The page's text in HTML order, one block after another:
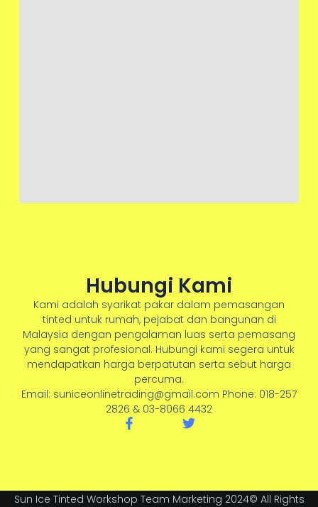
Hubungi Kami
Kami adalah syarikat pakar dalam pemasangan
tinted untuk rumah, pejabat dan bangunan di
Malaysia dengan pengalaman luas serta pemasang
yang sangat profesional. Hubungi kami segera untuk
mendapatkan harga berpatutan serta sebut harga
percuma.
Email: suniceonlinetrading@gmail.com Phone: 018-257
2826 & 03-8066 4432
F
o
T
r
Sun Ice Tinted Workshop Team Marketing 2024© All Rights